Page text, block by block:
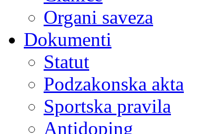
Organi saveza
Dokumenti
Statut
Podzakonska akta
Sportska pravila
Antidoping